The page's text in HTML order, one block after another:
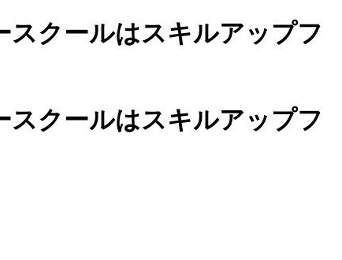
スクールはスキルアップフ
スクールはスキルアップフ